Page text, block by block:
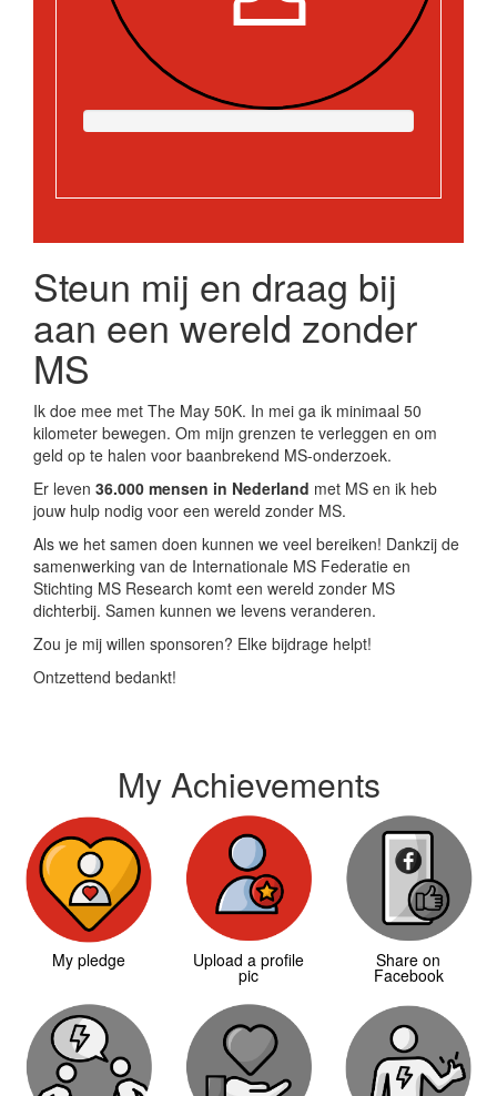
Steun mij en draag bij
aan een wereld zonder
MS
Ik doe mee met The May 50K. In mei ga ik minimaal 50
kilometer bewegen. Om mijn grenzen te verleggen en om
geld op te halen voor baanbrekend MS-onderzoek.
Er leven 36.000 mensen in Nederland met MS en ik heb
jouw hulp nodig voor een wereld zonder MS.
Als we het samen doen kunnen we veel bereiken! Dankzij de
samenwerking van de Internationale MS Federatie en
Stichting MS Research komt een wereld zonder MS
dichterbij. Samen kunnen we levens veranderen.
Zou je mij willen sponsoren? Elke bijdrage helpt!
Ontzettend bedankt!
My Achievements
My pledge Upload a profile
pic
Share on
Facebook